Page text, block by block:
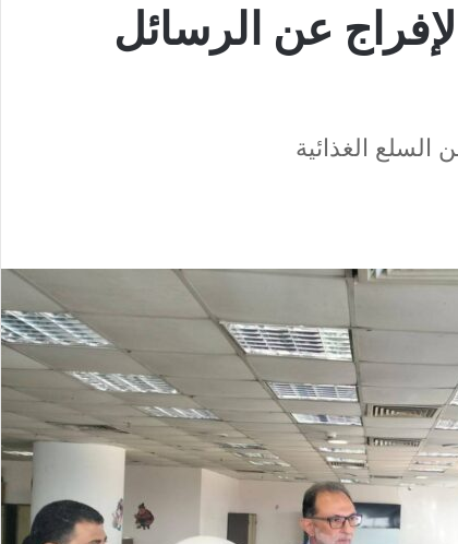
عن الرسائل
السلع الغذائية